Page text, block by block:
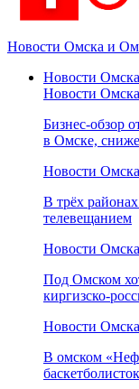
Новости Омска и
Новости Омска
Новости Омска
Бизнес-обзор
в Омске,
Новости Омска
В трёх
телевещанием
Новости Омска
Под Омском
киргизско-
Новости Омска
В омском
баскетболисток